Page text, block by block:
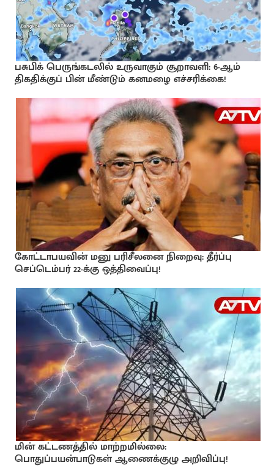
பசுபிக் பெருங்கடலில் உருவாகும் சூறாவளி: 6-ஆம்
திகதிக்குப் பின் மீண்டும் கனமழை எச்சரிக்கை!
கோட்டாபயவின் மனு பரிசீலனை நிறைவு: தீர்ப்பு
செப்டெம்பர் 22-க்கு ஒத்திவைப்பு!
மின் கட்டணத்தில் மாற்றமில்லை:
பொதுப்பயன்பாடுகள் ஆணைக்குழு அறிவிப்பு!